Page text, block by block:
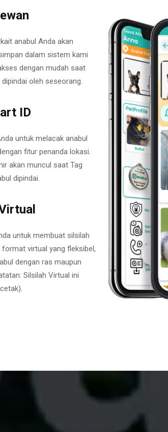
anabul Anda akan
dalam sistem kami
dengan mudah saat
oleh seseorang.
ID
untuk melacak anabul
fitur penanda lokasi.
akan muncul saat Tag
dipindai.
untuk membuat silsilah
format virtual yang fleksibel,
dengan ras maupun
Silsilah Virtual ini